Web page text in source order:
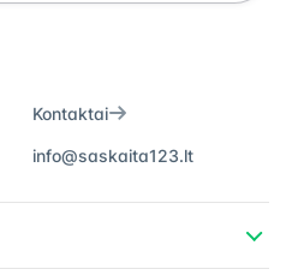
info@saskaita123.lt
Kontaktai